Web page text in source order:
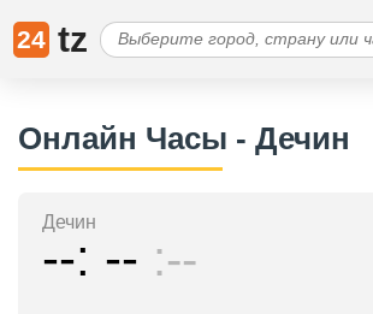
24 tz
Онлайн Часы - Дечин
Дечин
-- -- --